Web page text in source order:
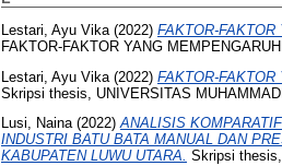
Lestari, Ayu Vika (2022) FAKTOR-FAKTOR
FAKTOR-FAKTOR YANG
Lestari, Ayu Vika (2022) FAKTOR-FAKTOR
Skripsi thesis, UNIVERSITAS
Lusi, Naina(2022)ANALISIS
INDUSTRI BATU BATA MANUAL DAN
KABUPATEN LUWU UTARA. Skripsi